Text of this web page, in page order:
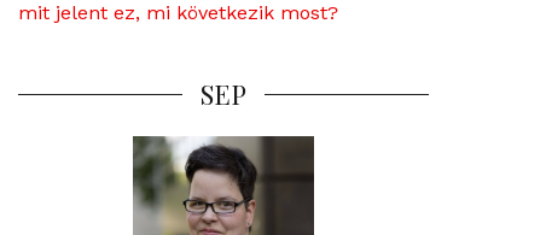
mit jelent ez, mi következik most?
SEP